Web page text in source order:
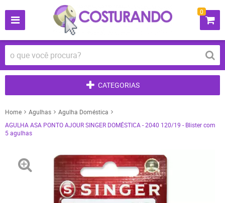
0
CATEGORIAS
Home Agulhas
Agulha Doméstica
AGULHA ASA PONTO AJOUR SINGER DOMÉSTICA - 2040 120/19 - Blister com
5 agulhas